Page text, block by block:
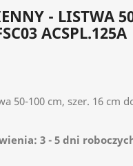
- LISTWA
ACSPL.125A
50-100 cm, szer. 16 cm
3 - 5 dni